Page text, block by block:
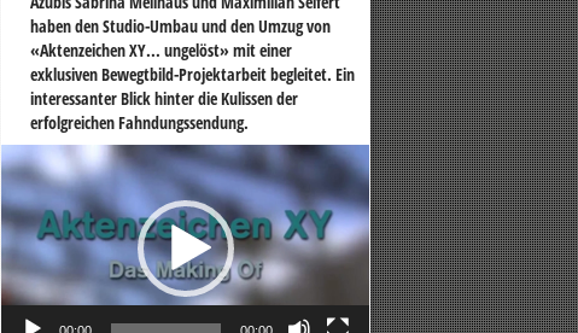
haben den Studio-Umbau und den Umzug von
«Aktenzeichen XY... ungelöst» mit einer
exklusiven Bewegtbild-Projektarbeit begleitet. Ein
interessanter Blick hinter die Kulissen der
erfolgreichen Fahndungssendung.
Video-
Player
00:00 00:00